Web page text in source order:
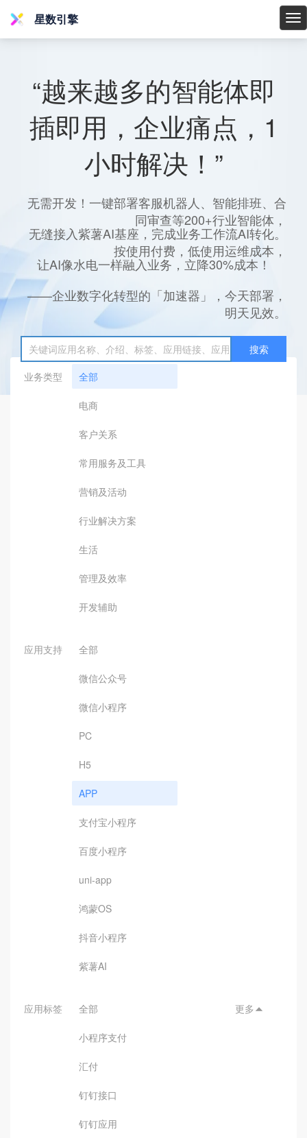
星
星数引擎
“越来越多的智能体即
插即用，企业痛点，1
小时解决！”
无需开发！一键部署客服机器人、智能排班、合
同审查等200+行业智能体，
无缝接入紫薯AI基座，完成业务工作流AI转化。
按使用付费，低使用运维成本，
让AI像水电一样融入业务，立降30%成本！
——企业数字化转型的「加速器」，今天部署，
明天见效。
搜索
业务类型
全部
电商
客户关系
常用服务及工具
营销及活动
行业解决方案
生活
管理及效率
开发辅助
应用支持 全部
微信公众号
微信小程序
PC
H5
APP
支付宝小程序
百度小程序
uni-app
鸿蒙OS
抖音小程序
紫薯AI
应用标签 全部
小程序支付
汇付
钉钉接口
钉钉应用
更多 